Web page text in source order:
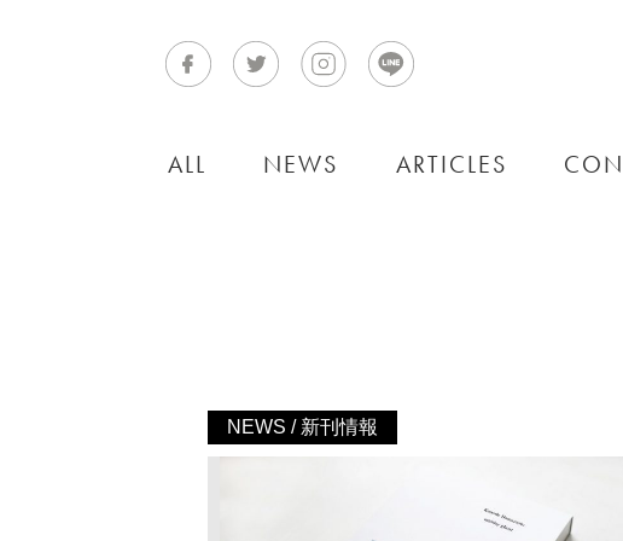
ALL NEWS ARTICLES
NEWS / 新刊情報